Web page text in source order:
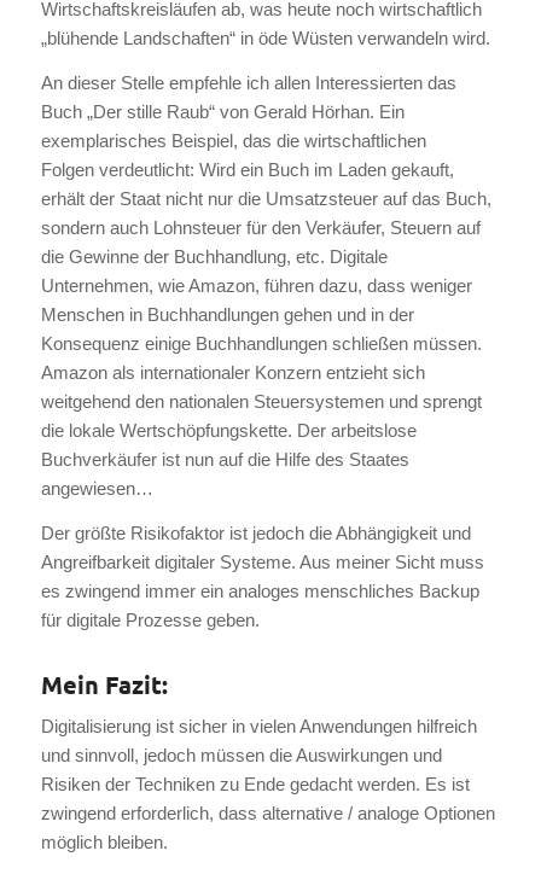
Wirtschaftskreisläufen ab, was heute noch wirtschaftlich
„blühende Landschaften“ in öde Wüsten verwandeln wird.
An dieser Stelle empfehle ich allen Interessierten das
Buch „Der stille Raub“ von Gerald Hörhan. Ein
exemplarisches Beispiel, das die wirtschaftlichen
Folgen verdeutlicht: Wird ein Buch im Laden gekauft,
erhält der Staat nicht nur die Umsatzsteuer auf das Buch,
sondern auch Lohnsteuer für den Verkäufer, Steuern auf
die Gewinne der Buchhandlung, etc. Digitale
Unternehmen, wie Amazon, führen dazu, dass weniger
Menschen in Buchhandlungen gehen und in der
Konsequenz einige Buchhandlungen schließen müssen.
Amazon als internationaler Konzern entzieht sich
weitgehend den nationalen Steuersystemen und sprengt
die lokale Wertschöpfungskette. Der arbeitslose
Buchverkäufer ist nun auf die Hilfe des Staates
angewiesen…
Der größte Risikofaktor ist jedoch die Abhängigkeit und
Angreifbarkeit digitaler Systeme. Aus meiner Sicht muss
es zwingend immer ein analoges menschliches Backup
für digitale Prozesse geben.
Mein Fazit:
Digitalisierung ist sicher in vielen Anwendungen hilfreich
und sinnvoll, jedoch müssen die Auswirkungen und
Risiken der Techniken zu Ende gedacht werden. Es ist
zwingend erforderlich, dass alternative / analoge Optionen
möglich bleiben.